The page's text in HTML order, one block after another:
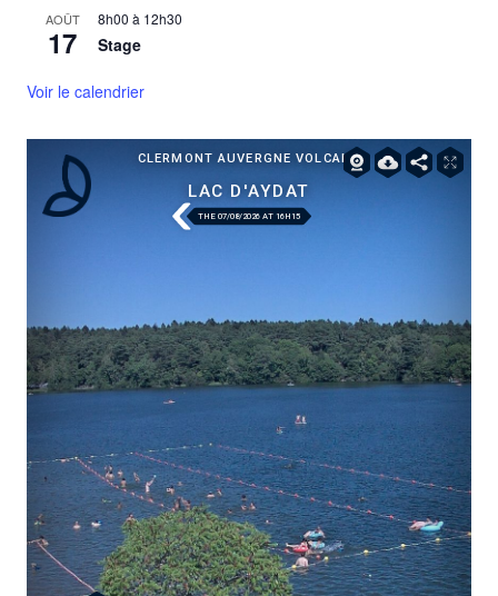
AOÛT
17
8h00 à 12h30
Stage
Voir le calendrier